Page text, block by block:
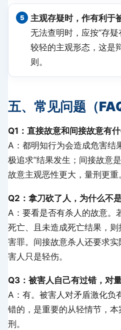
主观存疑时，作有利于
无法查明时，应按”存
较轻的主观形态，这是
则。
五、常见问题（
Q1：直接故意和间接故意有
A：都明知行为会造成危害结
极追求”结果发生；间接故意
故意主观恶性更大，量刑更重
Q2：拿刀砍了人，为什么不
A：要看是否有杀人的故意。
死亡、且未造成死亡结果，
害罪。间接故意杀人还要求
害人只是轻伤。
Q3：被害人自己有过错，对
A：有。被害人对矛盾激化负
错的，是重要的从轻情节，
刑。